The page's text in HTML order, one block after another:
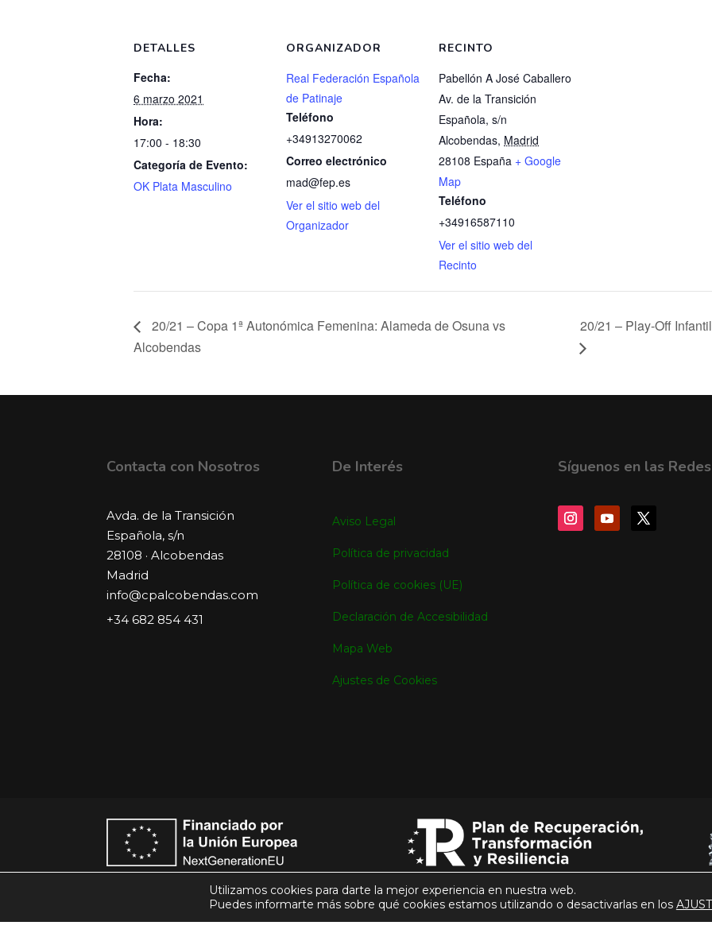
DETALLES
Fecha:
6 marzo 2021
Hora:
17:00 - 18:30
Categoría de Evento:
OK Plata Masculino
ORGANIZADOR
Real Federación Española
de Patinaje
Teléfono
+34913270062
Correo electrónico
mad@fep.es
Ver el sitio web del
Organizador
RECINTO
Pabellón A José Caballero
Av. de la Transición
Española, s/n
Alcobendas, Madrid
28108 España + Google
Map
Teléfono
+34916587110
Ver el sitio web del
Recinto
20/21 – Copa 1ª Autonómica Femenina: Alameda de Osuna vs
Alcobendas
20/21 – Play-Off
Contacta con Nosotros
Avda. de la Transición
Española, s/n
28108 · Alcobendas
Madrid
info@cpalcobendas.com
+34 682 854 431
De Interés
Aviso Legal
Política de privacidad
Política de cookies (UE)
Declaración de Accesibilidad
Mapa Web
Ajustes de Cookies
Síguenos en las Redes
© Club Patín Alcobendas 2026
Utilizamos cookies para darte la mejor experiencia en nuestra web.
Puedes informarte más sobre qué cookies estamos utilizando o desactivarlas en los